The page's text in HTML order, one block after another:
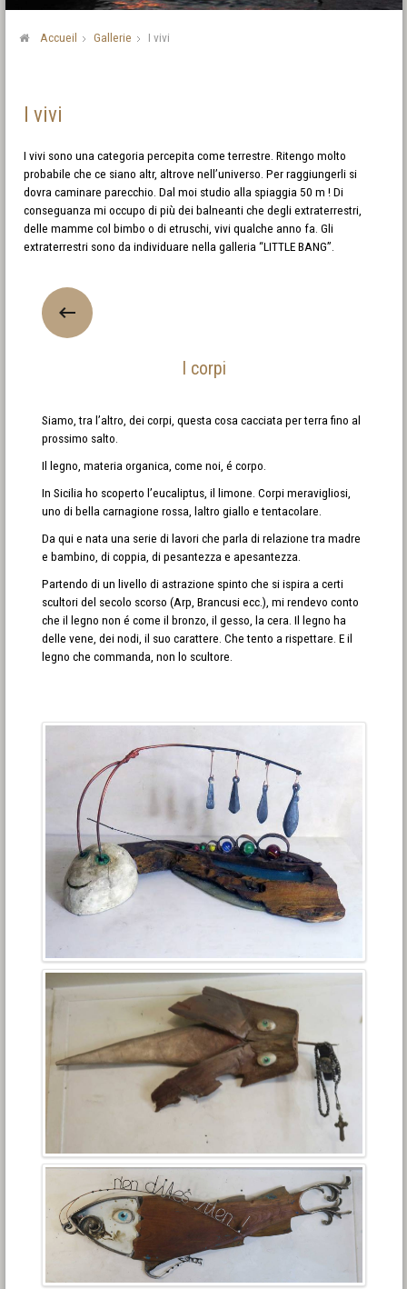
Accueil Gallerie I vivi
I vivi
I vivi sono una categoria percepita come terrestre. Ritengo molto
probabile che ce siano altr, altrove nell’universo. Per raggiungerli si
dovra caminare parecchio. Dal moi studio alla spiaggia 50 m ! Di
conseguanza mi occupo di più dei balneanti che degli extraterrestri,
delle mamme col bimbo o di etruschi, vivi qualche anno fa. Gli
extraterrestri sono da individuare nella galleria “LITTLE BANG”.
I corpi
Siamo, tra l’altro, dei corpi, questa cosa cacciata per terra fino al
prossimo salto.
Il legno, materia organica, come noi, é corpo.
In Sicilia ho scoperto l’eucaliptus, il limone. Corpi meravigliosi,
uno di bella carnagione rossa, laltro giallo e tentacolare.
Da qui e nata una serie di lavori che parla di relazione tra madre
e bambino, di coppia, di pesantezza e apesantezza.
Partendo di un livello di astrazione spinto che si ispira a certi
scultori del secolo scorso (Arp, Brancusi ecc.), mi rendevo conto
che il legno non é come il bronzo, il gesso, la cera. Il legno ha
delle vene, dei nodi, il suo carattere. Che tento a rispettare. E il
legno che commanda, non lo scultore.